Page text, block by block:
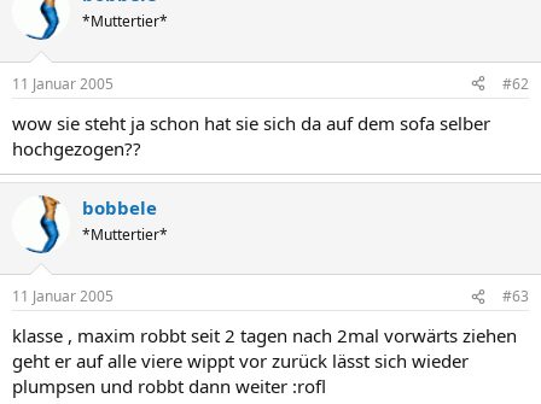
*Muttertier*
11 Januar 2005 #62
wow sie steht ja schon hat sie sich da auf dem sofa selber
hochgezogen??
bobbele
*Muttertier*
11 Januar 2005 #63
klasse , maxim robbt seit 2 tagen nach 2mal vorwärts ziehen
geht er auf alle viere wippt vor zurück lässt sich wieder
plumpsen und robbt dann weiter :rofl